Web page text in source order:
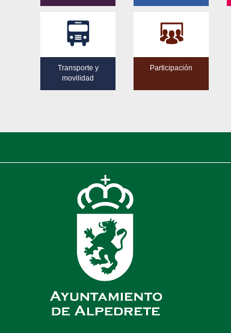
Transporte y
movilidad
Participación